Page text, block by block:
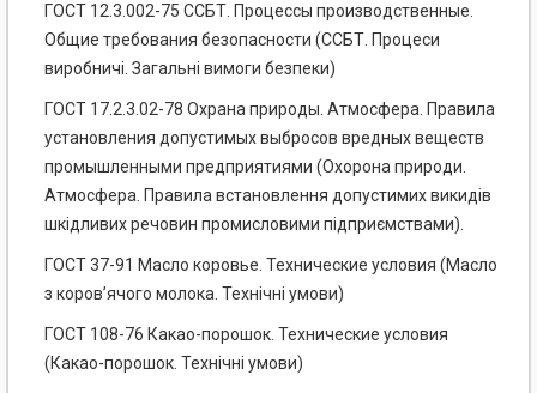
ГОСТ 12.3.002-75 ССБТ. Процессы производственные.
Общие требования безопасности (ССБТ. Процеси
виробничі. Загальні вимоги безпеки)
ГОСТ 17.2.3.02-78 Охрана природы. Атмосфера. Правила
установления допустимых выбросов вредных веществ
промышленными предприятиями (Охорона природи.
Атмосфера. Правила встановлення допустимих викидів
шкідливих речовин промисловими підприємствами).
ГОСТ 37-91 Масло коровье. Технические условия (Масло
з коров’ячого молока. Технічні умови)
ГОСТ 108-76 Какао-порошок. Технические условия
(Какао-порошок. Технічні умови)